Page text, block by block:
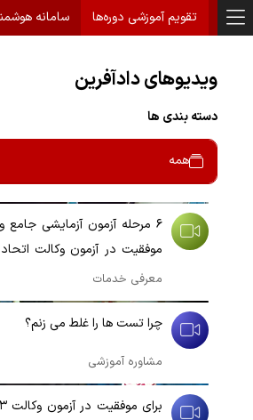
تقویم آموزشی دوره‌ها سامانه
ویدیوهای دادآفرین
دسته بندی ها
همه
00:01:35
۶ مرحله آزمون آزمایشی جامع
موفقیت در آزمون وکالت
دادگستری (اسکودا)
معرفی خدمات00:02:25
چرا تست ها را غلط می زنم؟
مشاوره آموزشی00:01:33